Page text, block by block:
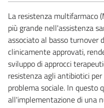
La resistenza multifarmaco
più grande nell'assistenza
associato al basso turnover
clinicamente approvati,
sviluppo di approcci
resistenza agli antibiotici
problema sociale. In questo
all'implementazione di una